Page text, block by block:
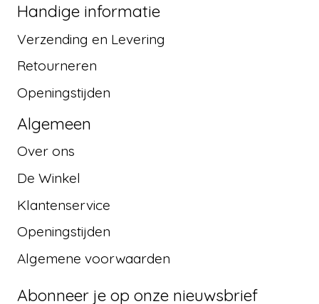
Handige informatie
Verzending en Levering
Retourneren
Openingstijden
Algemeen
Over ons
De Winkel
Klantenservice
Openingstijden
Algemene voorwaarden
Abonneer je op onze nieuwsbrief